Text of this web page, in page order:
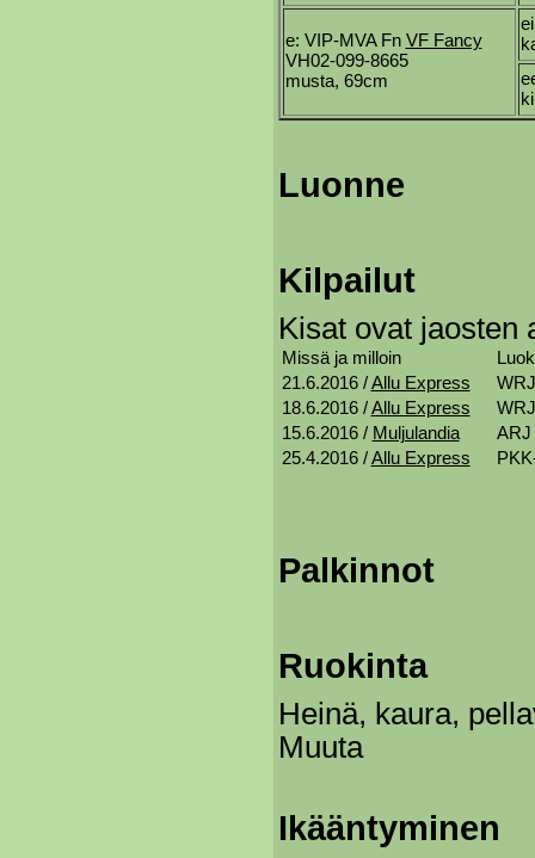
e: VIP-MVA Fn VF Fancy
VH02-099-8665
musta, 69cm
Luonne
Kilpailut
Kisat ovat jaosten
Missä ja milloin
21.6.2016 /Allu Express
18.6.2016 /Allu Express
15.6.2016 / Muljulandia
ARJ
25.4.2016 /Allu Express
Palkinnot
Ruokinta
Heinä, kaura,
Muuta
Ikääntyminen